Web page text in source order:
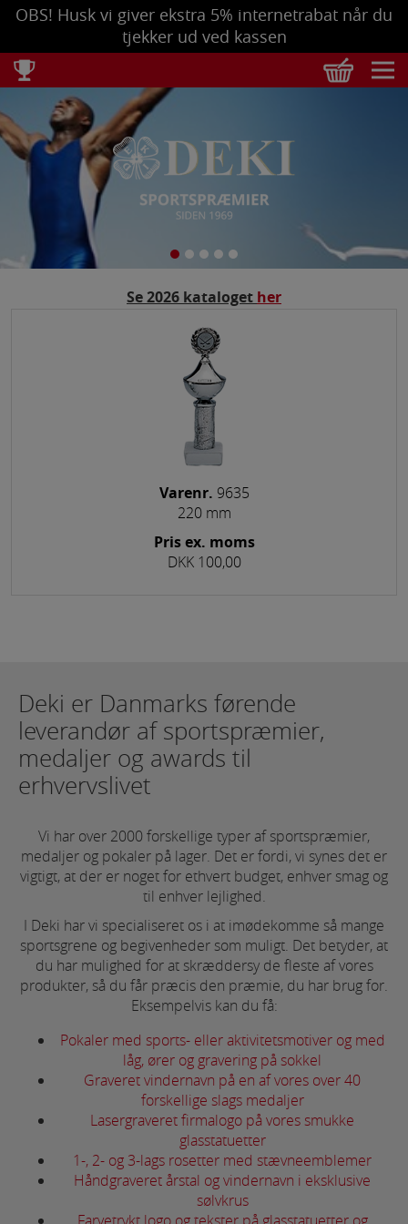
OBS! Husk vi giver ekstra 5% internetrabat når du
tjekker ud ved kassen
Total
Tøm kurv
Se 2026 kataloget her
Varenr. 9635
220 mm
Pris ex. moms
DKK 100,00
Deki er Danmarks førende
leverandør af sportspræmier,
medaljer og awards til
erhvervslivet
Vi har over 2000 forskellige typer af sportspræmier,
medaljer og pokaler på lager. Det er fordi, vi synes det er
vigtigt, at der er noget for ethvert budget, enhver smag og
til enhver lejlighed.
I Deki har vi specialiseret os i at imødekomme så mange
sportsgrene og begivenheder som muligt. Det betyder, at
du har mulighed for at skræddersy de fleste af vores
produkter, så du får præcis den præmie, du har brug for.
Eksempelvis kan du få:
Pokaler med sports- eller aktivitetsmotiver og med
låg, ører og gravering på sokkel
Graveret vindernavn på en af vores over 40
forskellige slags medaljer
Lasergraveret firmalogo på vores smukke
glasstatuetter
1-, 2- og 3-lags rosetter med stævneemblemer
Håndgraveret årstal og vindernavn i eksklusive
sølvkrus